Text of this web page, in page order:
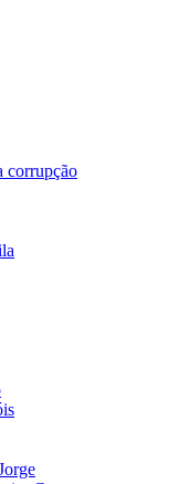
corrupção